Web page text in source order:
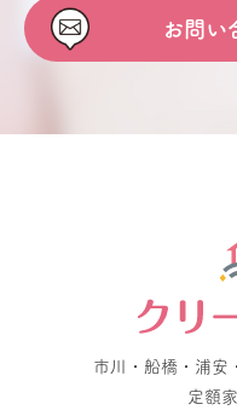
お問い
市川・船橋・浦安
定額